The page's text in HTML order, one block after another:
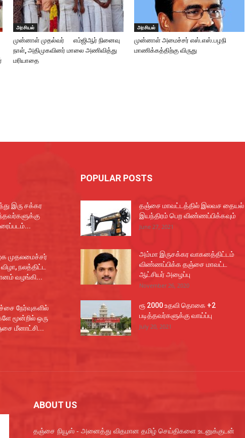
அரசியல்
முன்னாள் முதல்வர் எம்ஜிஆர் நினைவு
நாள், அதிமுகவினர் மாலை அணிவித்து
மரியாதை
அரசியல்
முன்னாள் அமைச்சர் எஸ்.எஸ்.பழநி
மாணிக்கத்திற்கு விருது
இரு சக்கர
முதலமைச்சர்
நலத்திட்ட
வழங்கி...
நேர்வுகளில்
மூன்றில் ஒரு
மீனாட்சி...
POPULAR POSTS
தஞ்சை மாவட்டத்தில் இலவச தையல்
இயந்திரம் பெற விண்ணப்பிக்கவும்
June 27, 2021
அம்மா இருசக்கர வாகனத்திட்டம்
விண்ணப்பிக்க தஞ்சை மாவட்ட
ஆட்சியர் அழைப்பு
November 26, 2020
ரூ 2000 உதவி தொகை +2
படித்தவர்களுக்கு வாய்ப்பு
July 20, 2021
ABOUT US
தஞ்சை நியூஸ் - அனைத்து விதமான தமிழ் செய்திகளை உடனுக்குடன்